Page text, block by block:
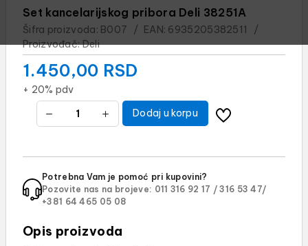
Set kancelarijskog pribora Deli 38251A
Šifra proizvoda: B007 / EAN: 6935205382511
/
Proizvođač:Deli
1.450,00 RSD
+ 20% pdv
Dodaj u korpu
Potrebna Vam je pomoć pri kupovini?
Pozovite nas na brojeve: 011 316 92 17 / 316 53 47/
+381 64 465 05 08
Opis proizvoda